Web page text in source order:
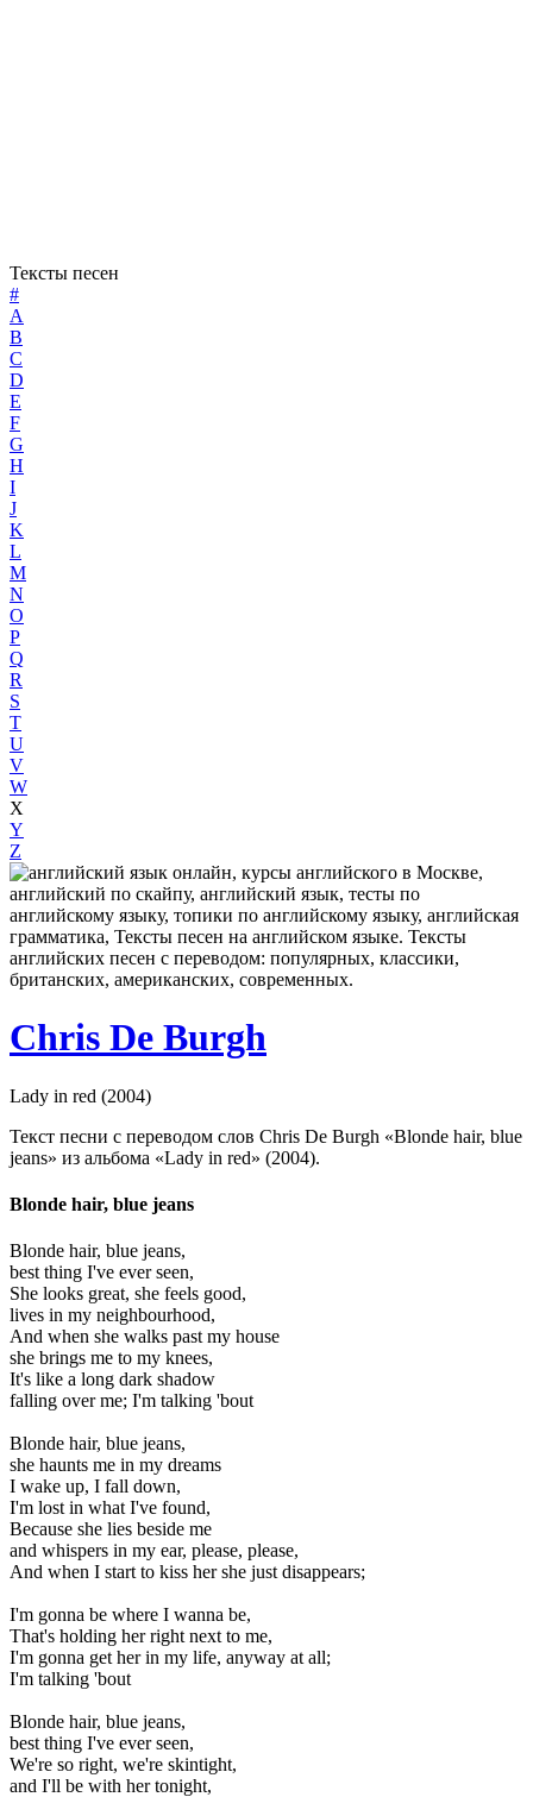
Тексты песен
#
A
B
C
D
E
F
G
H
I
J
K
L
M
N
O
P
Q
R
S
T
U
V
W
X
Y
Z
Chris De Burgh
Lady in red (2004)
Текст песни с переводом слов Chris De Burgh «Blonde hair, blue
jeans» из альбома «Lady in red» (2004).
Blonde hair, blue jeans
Blonde hair, blue jeans,
best thing I've ever seen,
She looks great, she feels good,
lives in my neighbourhood,
And when she walks past my house
she brings me to my knees,
It's like a long dark shadow
falling over me; I'm talking 'bout
Blonde hair, blue jeans,
she haunts me in my dreams
I wake up, I fall down,
I'm lost in what I've found,
Because she lies beside me
and whispers in my ear, please, please,
And when I start to kiss her she just disappears;
I'm gonna be where I wanna be,
That's holding her right next to me,
I'm gonna get her in my life, anyway at all;
I'm talking 'bout
Blonde hair, blue jeans,
best thing I've ever seen,
We're so right, we're skintight,
and I'll be with her tonight,